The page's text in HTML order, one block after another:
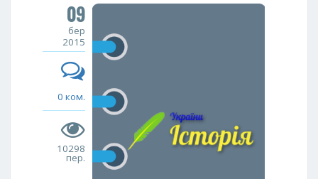
09
бер
2015
0 ком.
10298
пер.